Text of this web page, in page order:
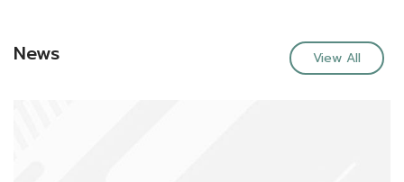
News View All